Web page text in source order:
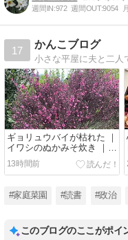
週間IN:972 週間OUT:9054
17
かんこブログ
ギョリュウバイが枯れた ｜
イワシのぬかみそ炊き ｜気
が沈む
13時間前
#家庭菜園 #読書 #政治
このブログのここがポイ